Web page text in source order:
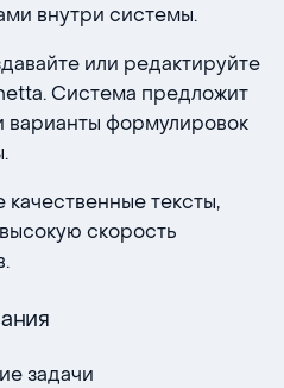
внутри системы.
или редактируйте
Система предложит
варианты формулировок
качественные тексты,
скорость
задачи